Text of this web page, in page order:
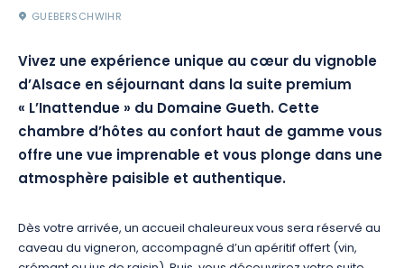
GUEBERSCHWIHR
Vivez une expérience unique au cœur du vignoble
d’Alsace en séjournant dans la suite premium
« L’Inattendue » du Domaine Gueth. Cette
chambre d’hôtes au confort haut de gamme vous
offre une vue imprenable et vous plonge dans une
atmosphère paisible et authentique.
Dès votre arrivée, un accueil chaleureux vous sera réservé au
caveau du vigneron, accompagné d’un apéritif offert (vin,